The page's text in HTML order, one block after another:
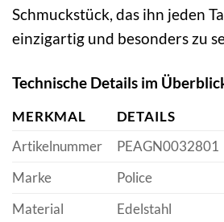
Schmuckstück, das ihn jeden
einzigartig und besonders zu
Technische Details im
MERKMAL
DETAILS
Artikelnummer
PEAGN0032801
Marke
Police
Material
Edelstahl